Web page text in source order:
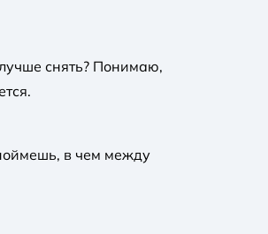
снять? Понимаю,
в чем между